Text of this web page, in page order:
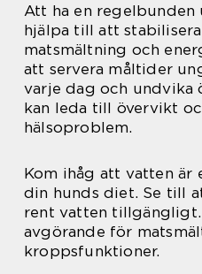
Att ha en
hjälpa till att
matsmältning och
att servera måltider
varje dag och undvika
kan leda till övervikt
hälsoproblem.
Kom ihåg att vatten är
din hunds diet. Se till
rent vatten
avgörande för
kroppsfunktioner.